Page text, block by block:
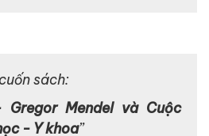
sách:
Gregor Mendel và Cuộc
- Y khoa”